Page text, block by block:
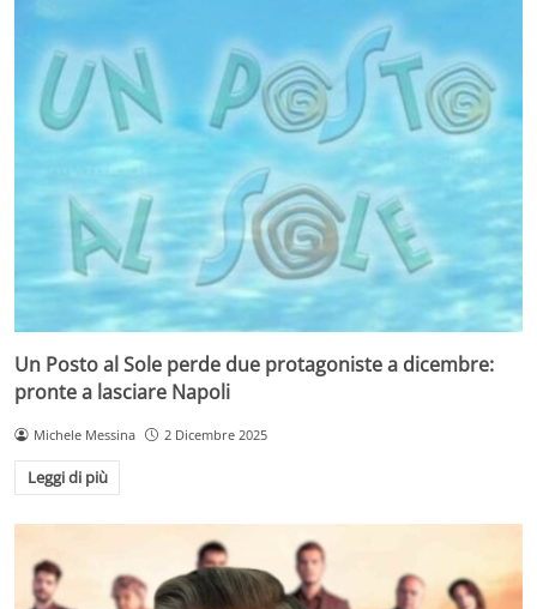
Un Posto al Sole perde due protagoniste a dicembre:
pronte a lasciare Napoli
Michele Messina 2 Dicembre 2025
Leggi di più